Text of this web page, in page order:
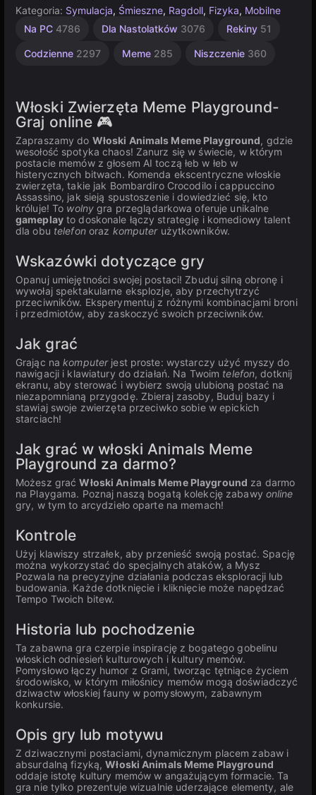
Kategoria: Symulacja, Śmieszne, Ragdoll, Fizyka, Mobilne
Na PC 4786 Dla Nastolatków 3076 Rekiny 51
Codzienne 2297 Meme 285 Niszczenie 360
Wysadzić
Nieskończoność
Komputerowe
Sandbox
Strategiczne
Multiplayer
Construct
Włoskie
122
Włoski Zwierzęta Meme Playground-
Graj online 🎮
Zapraszamy do Włoski Animals Meme Playground, gdzie
wesołość spotyka chaos! Zanurz się w świecie, w którym
postacie memów z głosem AI toczą łeb w łeb w
histerycznych bitwach. Komenda ekscentryczne włoskie
zwierzęta, takie jak Bombardiro Crocodilo i cappuccino
Assassino, jak sieją spustoszenie i dowiedzieć się, kto
króluje! To wolny gra przeglądarkowa oferuje unikalne
gameplayto doskonale łączy strategię i komediowy talent
dla obu telefonoraz komputerużytkowników.
Wskazówki dotyczące gry
Opanuj umiejętności swojej postaci! Zbuduj silną obronę i
wywołaj spektakularne eksplozje, aby przechytrzyć
przeciwników. Eksperymentuj z różnymi kombinacjami broni
i przedmiotów, aby zaskoczyć swoich przeciwników.
Jak grać
Grając nakomputerjest proste: wystarczy użyć myszy do
nawigacji i klawiatury do działań. Na Twoim telefon, dotknij
ekranu, aby sterować i wybierz swoją ulubioną postać na
niezapomnianą przygodę. Zbieraj zasoby, Buduj bazy i
stawiaj swoje zwierzęta przeciwko sobie w epickich
starciach!
Jak grać w włoski Animals Meme
Playground za darmo?
Możesz graćWłoski Animals Meme Playground za darmo
na Playgama. Poznaj naszą bogatą kolekcję zabawy online
gry, w tym to arcydzieło oparte na memach!
Kontrole
Użyj klawiszy strzałek, aby przenieść swoją postać. Spację
można wykorzystać do specjalnych ataków, a Mysz
Pozwala na precyzyjne działania podczas eksploracji lub
budowania. Każde dotknięcie i kliknięcie może napędzać
Tempo Twoich bitew.
Historia lub pochodzenie
Ta zabawna gra czerpie inspirację z bogatego gobelinu
włoskich odniesień kulturowych i kultury memów.
Pomysłowo łączy humor z Grami, tworząc tętniące życiem
środowisko, w którym miłośnicy memów mogą doświadczyć
dziwactw włoskiej fauny w pomysłowym, zabawnym
konkursie.
Opis gry lub motywu
Z dziwacznymi postaciami, dynamicznym placem zabaw i
absurdalną fizyką,Włoski Animals Meme Playground
oddaje istotę kultury memów w angażującym formacie. Ta
gra nie tylko prezentuje wizualnie uderzające elementy, ale